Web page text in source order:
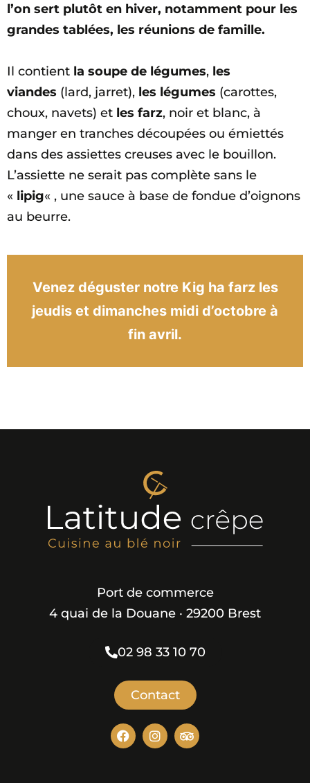
l’on sert plutôt en hiver, notamment pour les
grandes tablées, les réunions de famille.
Il contient la soupe de légumes, les
viandes (lard, jarret), les légumes (carottes,
choux, navets) et les farz, noir et blanc, à
manger en tranches découpées ou émiettés
dans des assiettes creuses avec le bouillon.
L’assiette ne serait pas complète sans le
« lipig« , une sauce à base de fondue d’oignons
au beurre.
Venez déguster notre Kig ha farz les
jeudis et dimanches midi d’octobre à
fin avril.
Port de commerce
4 quai de la Douane · 29200 Brest
02 98 33 10 70
Contact